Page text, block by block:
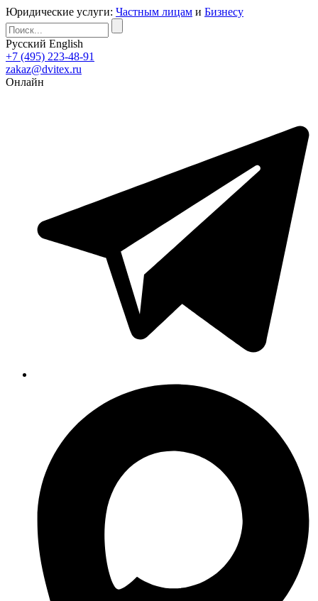
Юридические услуги: Частным лицам и Бизнесу
Русский English
+7 (495) 223-48-91
zakaz@dvitex.ru
Онлайн